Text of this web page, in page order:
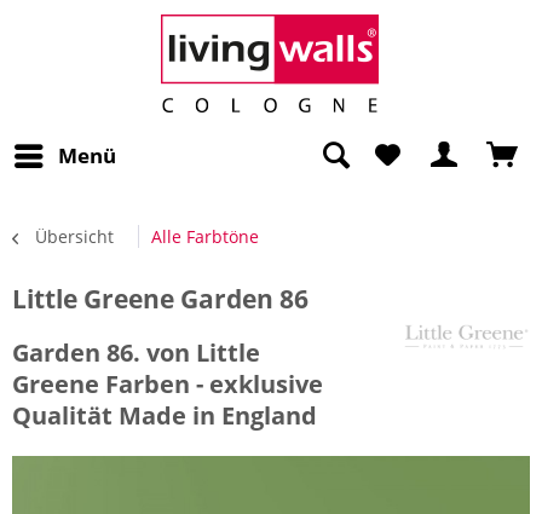
Menü
Übersicht Alle Farbtöne
Little Greene Garden 86
Garden 86. von Little
Greene Farben - exklusive
Qualität Made in England